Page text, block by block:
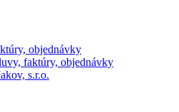
objednávky
faktúry, objednávky
s.r.o.